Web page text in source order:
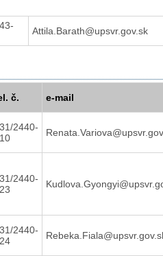
Attila.Barath@upsvr.gov.sk
č. e-mail
2440-
2440-
2440-